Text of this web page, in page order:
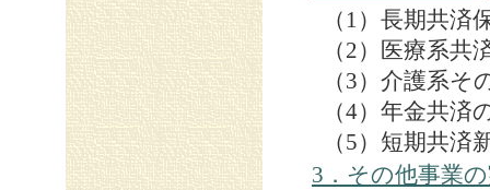
（1） 長期共済
（2）医療系共
（3）介護系
（4）年金共済
（5）短期共済
3．その他事業